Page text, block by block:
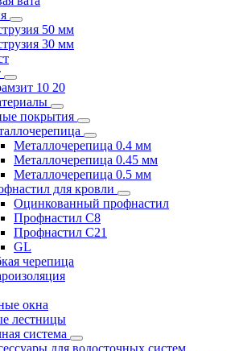
50 мм
30 мм
10 20
покрытия
Металлочерепица 0.4 мм
Металлочерепица 0.45 мм
Металлочерепица 0.5 мм
для кровли
Оцинкованный профнастил
Профнастил С8
Профнастил С21
GL
черепица
окна
лестницы
система
для водосточных систем